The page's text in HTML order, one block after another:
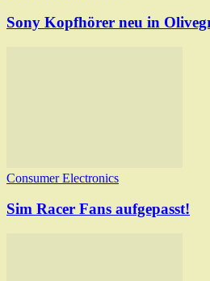
Sony Kopfhörer neu in
Consumer Electronics
Sim Racer Fans aufgepasst!